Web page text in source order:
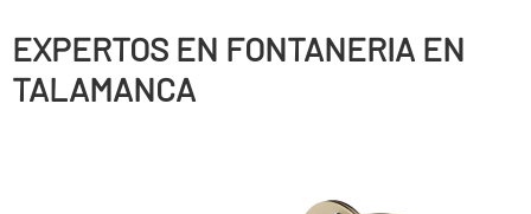
EXPERTOS EN FONTANERIA EN
TALAMANCA